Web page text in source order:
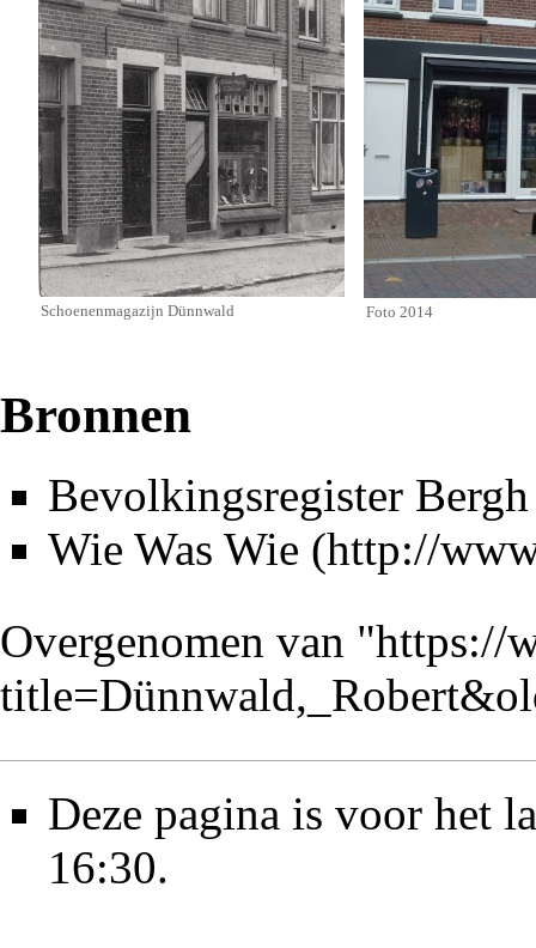
‎Schoenenmagazijn Dünnwald Foto 2014
Bronnen
Bevolkingsregister Bergh
Wie Was Wie
Overgenomen van "https://
Deze pagina is voor het
16:30.